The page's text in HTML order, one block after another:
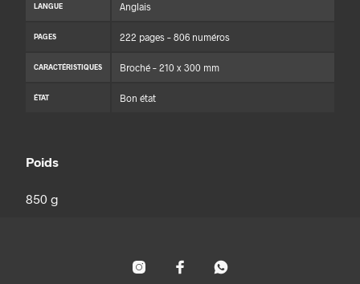
LANGUE Anglais
PAGES 222 pages – 806 numéros
CARACTÉRISTIQUES Broché – 210 x 300 mm
ÉTAT Bon état
Poids
850 g